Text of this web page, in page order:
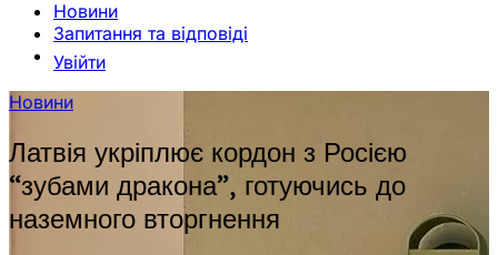
Новини
Запитання та відповіді
Увійти
Новини
Латвія укріплює кордон з Росією
“зубами дракона”, готуючись до
наземного вторгнення